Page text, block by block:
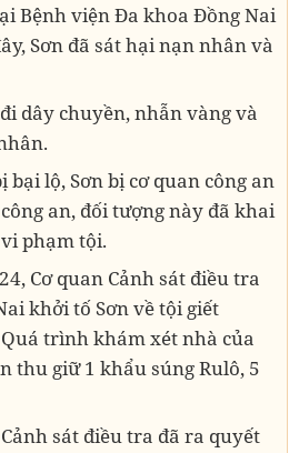
Bệnh viện Đa khoa Đồng Nai
Sơn đã sát hại nạn nhân và
dây chuyền, nhẫn vàng và
bại lộ, Sơn bị cơ quan công an
an, đối tượng này đã khai
phạm tội.
Cơ quan Cảnh sát điều tra
khởi tố Sơn về tội giết
trình khám xét nhà của
thu giữ 1 khẩu súng Rulô, 5
sát điều tra đã ra quyết